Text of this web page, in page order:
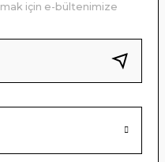
olmalı.
için e-bültenimize